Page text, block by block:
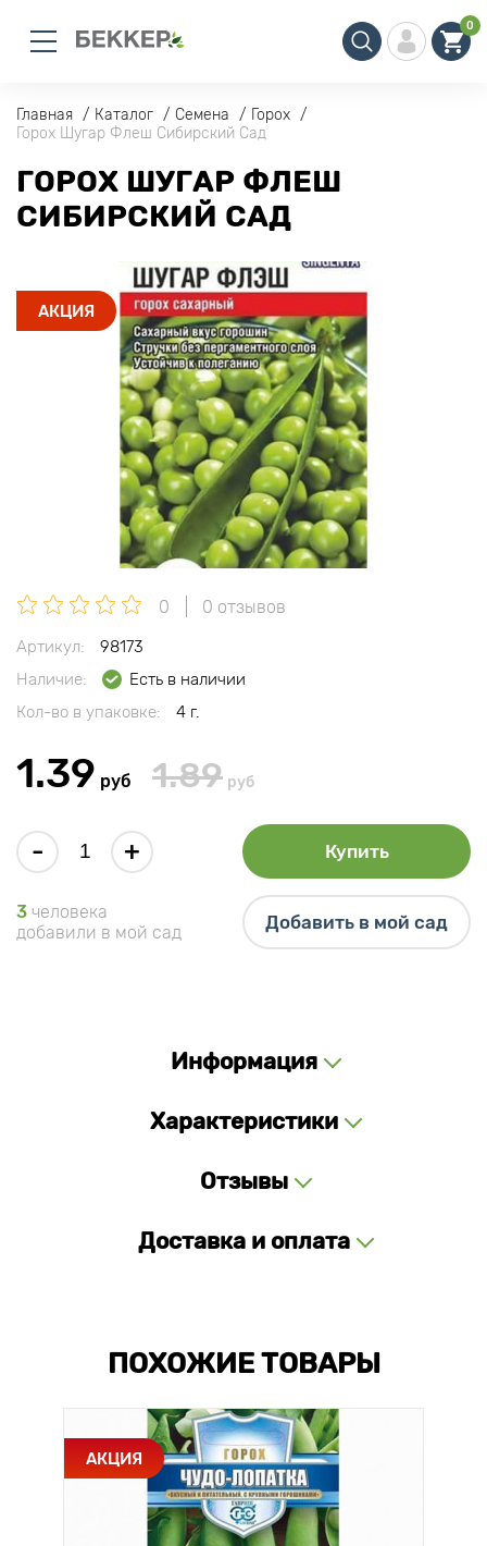
0
Главная Каталог Семена
Горох
Горох Шугар Флеш Сибирский Сад
ГОРОХ ШУГАР ФЛЕШ
СИБИРСКИЙ САД
АКЦИЯ
0 0 отзывов
Артикул:
98173
Наличие:
Есть в наличии
Кол-во в упаковке:
4 г.
1.39 руб 1.89 руб
- + Купить
3 человека
добавили в мой сад
Добавить в мой сад
Информация
Характеристики
Отзывы
Доставка и оплата
ПОХОЖИЕ ТОВАРЫ
АКЦИЯ